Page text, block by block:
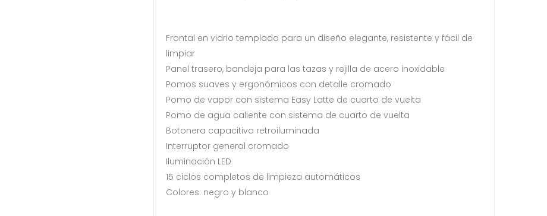
Frontal en vidrio templado para un diseño elegante, resistente y fácil de
limpiar
Panel trasero, bandeja para las tazas y rejilla de acero inoxidable
Pomos suaves y ergonómicos con detalle cromado
Pomo de vapor con sistema Easy Latte de cuarto de vuelta
Pomo de agua caliente con sistema de cuarto de vuelta
Botonera capacitiva retroiluminada
Interruptor general cromado
Iluminación LED
15 ciclos completos de limpieza automáticos
Colores: negro y blanco